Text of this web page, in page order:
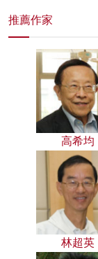
推薦作家
高希均
林超英